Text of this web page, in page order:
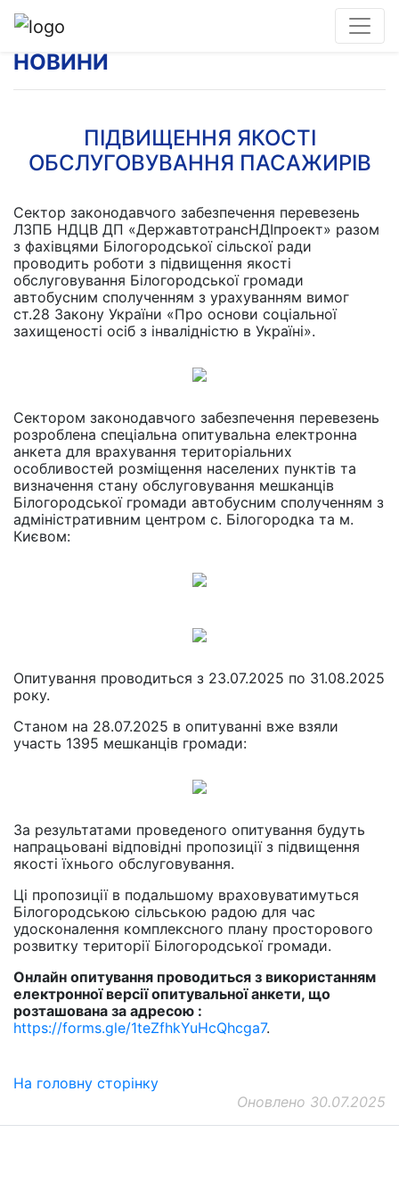
НОВИНИ
ПІДВИЩЕННЯ ЯКОСТІ
ОБСЛУГОВУВАННЯ ПАСАЖИРІВ
Сектор законодавчого забезпечення перевезень
ЛЗПБ НДЦВ ДП «ДержавтотрансНДІпроект» разом
з фахівцями Білогородської сільскої ради
проводить роботи з підвищення якості
обслуговування Білогородської громади
автобусним сполученням з урахуванням вимог
ст.28 Закону України «Про основи соціальної
захищеності осіб з інвалідністю в Україні».
Сектором законодавчого забезпечення перевезень
розроблена спеціальна опитувальна електронна
анкета для врахування територіальних
особливостей розміщення населених пунктів та
визначення стану обслуговування мешканців
Білогородської громади автобусним сполученням з
адміністративним центром с. Білогородка та м.
Києвом:
Опитування проводиться з 23.07.2025 по 31.08.2025
року.
Станом на 28.07.2025 в опитуванні вже взяли
участь 1395 мешканців громади:
За результатами проведеного опитування будуть
напрацьовані відповідні пропозиції з підвищення
якості їхнього обслуговування.
Ці пропозиції в подальшому враховуватимуться
Білогородською сільською радою для час
удосконалення комплексного плану просторового
розвитку території Білогородської громади.
Онлайн опитування проводиться з використанням
електронної версії опитувальної анкети, що
розташована за адресою :
https://forms.gle/1teZfhkYuHcQhcga7.
На головну сторінку
Оновлено 30.07.2025